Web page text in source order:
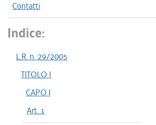
Contatti
Indice:
L.R. n. 29/2005
TITOLO I
CAPO I
Art. 1